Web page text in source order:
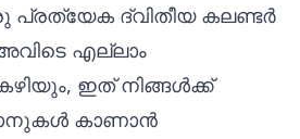
പ്രത്യേക ദ്വിതീയ കലണ്ടർ
എല്ലാം
ഇത് നിങ്ങൾക്ക്
കാണാൻ